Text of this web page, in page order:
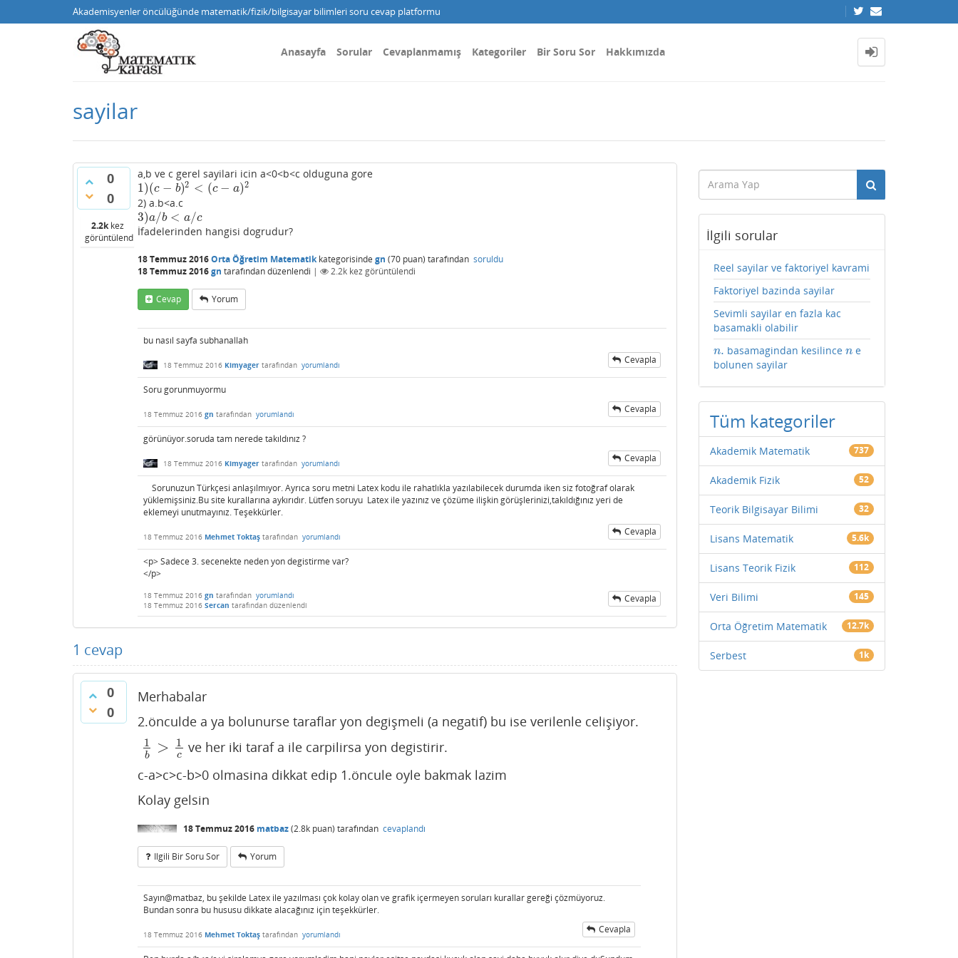
Akademisyenler öncülüğünde matematik/fizik/bilgisayar bilimleri soru cevap platformu
Anasayfa Sorular Cevaplanmamış Kategoriler Bir Soru Sor Hakkımızda
sayilar
0
0
2.2kkez
görüntülendi
a,b ve c gerel sayilari icin a<0<b<c olduguna gore
1)(c − b)2 < (c − a)2
1)(c− b)2 <(c− a)
2) a.b<a.c
3)a/b < a/c
3)a/b< a/c
İfadelerinden hangisi dogrudur?
18 Temmuz 2016Orta Öğretim Matematikkategorisinde gn (70 puan) tarafından soruldu
18 Temmuz 2016gn tarafındandüzenlendi | 2.2k kez görüntülendi
Cevap Yorum
bu nasıl sayfa subhanallah
18 Temmuz 2016 Kimyager tarafından yorumlandı Cevapla
Soru gorunmuyormu
18 Temmuz 2016 gn tarafından yorumlandı Cevapla
görünüyor.soruda tam nerede takıldınız ?
18 Temmuz 2016 Kimyager tarafından yorumlandı Cevapla
Sorunuzun Türkçesi anlaşılmıyor. Ayrıca soru metni Latex kodu ile rahatlıkla yazılabilecek durumda iken siz fotoğraf olarak
yüklemişsiniz.Bu site kurallarına aykırıdır. Lütfen soruyu Latex ile yazınız ve çözüme ilişkin görüşlerinizi,takıldığınız yeri de
eklemeyi unutmayınız. Teşekkürler.
18 Temmuz 2016 Mehmet Toktaş tarafından yorumlandı Cevapla
<p> Sadece 3. secenekte neden yon degistirme var?
</p>
18 Temmuz 2016 gn tarafından yorumlandı
18 Temmuz 2016 Sercan tarafından düzenlendi
Cevapla
1 cevap
0
0
Merhabalar
2.önculde a ya bolunurse taraflar yon degişmeli (a negatif) bu ise verilenle celişiyor.
1
b > 1
c
1b >1 c
ve her iki taraf a ile carpilirsa yon degistirir.
c-a>c>c-b>0 olmasina dikkat edip 1.öncule oyle bakmak lazim
Kolay gelsin
18 Temmuz 2016 matbaz(2.8k puan) tarafından cevaplandı
Ilgili Bir Soru Sor Yorum
Sayın@matbaz, bu şekilde Latex ile yazılması çok kolay olan ve grafik içermeyen soruları kurallar gereği çözmüyoruz.
Bundan sonra bu hususu dikkate alacağınız için teşekkürler.
18 Temmuz 2016 Mehmet Toktaş tarafından yorumlandı Cevapla
İlgili sorular
Reel sayilar ve faktoriyel kavrami
Faktoriyel bazinda sayilar
Sevimli sayilar en fazla kac
basamakli olabilir
n.
n. basamagindan kesilince n
n e
bolunen sayilar
Tüm kategoriler
Akademik Matematik 737
Akademik Fizik 52
Teorik Bilgisayar Bilimi 32
Lisans Matematik 5.6k
Lisans Teorik Fizik 112
Veri Bilimi 145
Orta Öğretim Matematik 12.7k
Serbest 1k